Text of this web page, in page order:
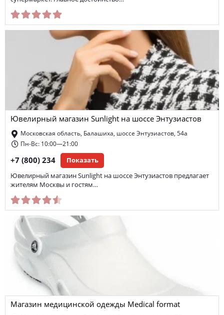
Ювелирный магазин Sunlight на шоссе Энтузиастов
Московская область, Балашиха, шоссе Энтузиастов, 54а
Пн-Вс: 10:00—21:00
+7 (800) 234 Показать
Ювелирный магазин Sunlight на шоссе Энтузиастов предлагает
жителям Москвы и гостям…
Магазин медицинской одежды Medical format